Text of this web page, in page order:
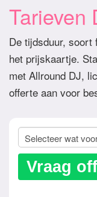
Tarieven
De tijdsduur, soort
het prijskaartje.
met Allround DJ,
offerte aan voor
Vraag